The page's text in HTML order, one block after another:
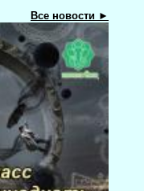
Все новости ►